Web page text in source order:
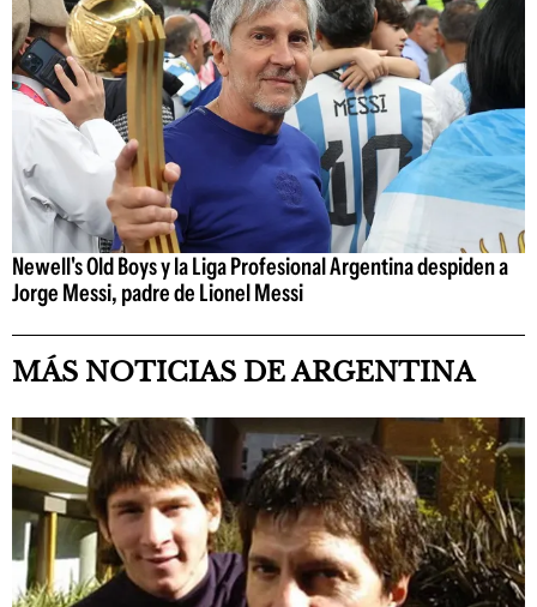
Newell's Old Boys y la Liga Profesional Argentina despiden a
Jorge Messi, padre de Lionel Messi
MÁS NOTICIAS DE ARGENTINA